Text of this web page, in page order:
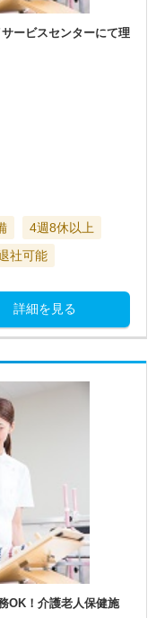
ービスセンターにて理
4週8休以上
社可能
詳細を見る
OK！介護老人保健施